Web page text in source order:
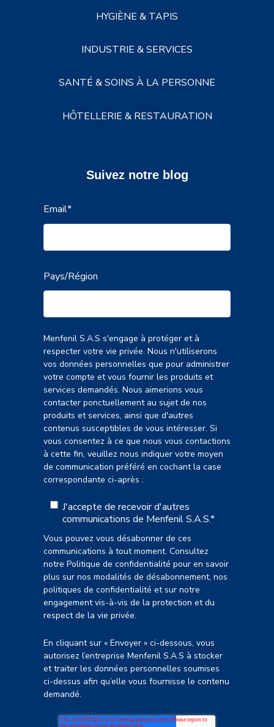
HYGIÈNE & TAPIS
INDUSTRIE & SERVICES
SANTÉ & SOINS À LA PERSONNE
HÔTELLERIE & RESTAURATION
Suivez notre blog
Email*
Pays/Région
Menfenil S.A.S s'engage à protéger et à
respecter votre vie privée. Nous n'utiliserons
vos données personnelles que pour administrer
votre compte et vous fournir les produits et
services demandés. Nous aimerions vous
contacter ponctuellement au sujet de nos
produits et services, ainsi que d'autres
contenus susceptibles de vous intéresser. Si
vous consentez à ce que nous vous contactions
à cette fin, veuillez nous indiquer votre moyen
de communication préféré en cochant la case
correspondante ci-après :
J'accepte de recevoir d'autres
communications de Menfenil S.A.S.*
Vous pouvez vous désabonner de ces
communications à tout moment. Consultez
notre Politique de confidentialité pour en savoir
plus sur nos modalités de désabonnement, nos
politiques de confidentialité et sur notre
engagement vis-à-vis de la protection et du
respect de la vie privée.
En cliquant sur « Envoyer » ci-dessous, vous
autorisez l’entreprise Menfenil S.A.S à stocker
et traiter les données personnelles soumises
ci-dessus afin qu’elle vous fournisse le contenu
demandé.